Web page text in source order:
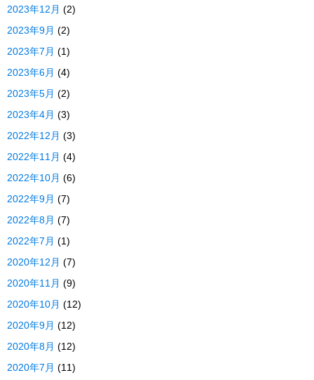
2023年12月 (2)
2023年9月 (2)
2023年7月 (1)
2023年6月 (4)
2023年5月 (2)
2023年4月 (3)
2022年12月 (3)
2022年11月 (4)
2022年10月 (6)
2022年9月 (7)
2022年8月 (7)
2022年7月 (1)
2020年12月 (7)
2020年11月 (9)
2020年10月 (12)
2020年9月 (12)
2020年8月 (12)
2020年7月 (11)